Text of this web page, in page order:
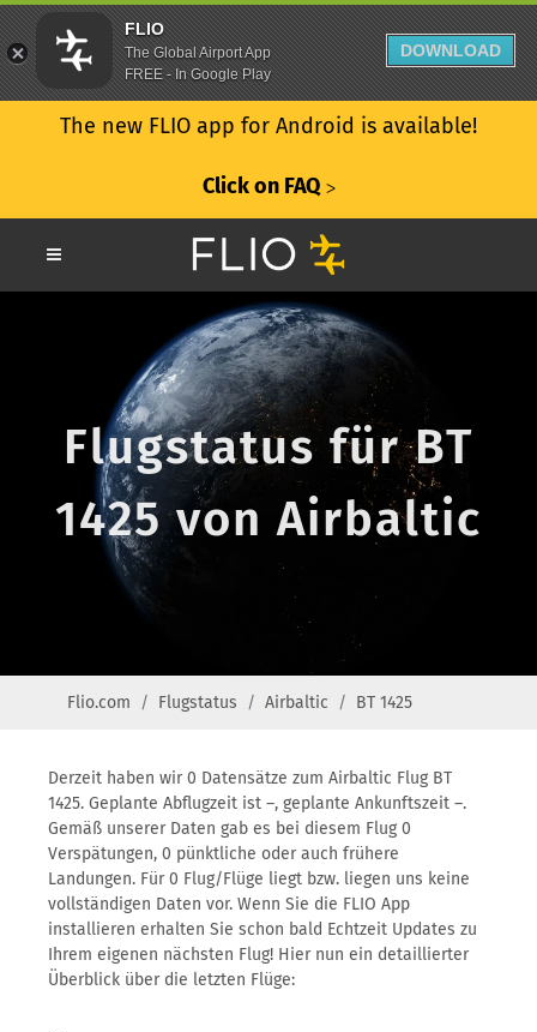
The new FLIO app for Android is available!
Click on FAQ ᐳ
Flugstatus für BT
1425 von Airbaltic
Flio.com Flugstatus Airbaltic BT 1425
Derzeit haben wir 0 Datensätze zum Airbaltic Flug BT
1425. Geplante Abflugzeit ist –, geplante Ankunftszeit –.
Gemäß unserer Daten gab es bei diesem Flug 0
Verspätungen, 0 pünktliche oder auch frühere
Landungen. Für 0 Flug/Flüge liegt bzw. liegen uns keine
vollständigen Daten vor. Wenn Sie die FLIO App
installieren erhalten Sie schon bald Echtzeit Updates zu
Ihrem eigenen nächsten Flug! Hier nun ein detaillierter
Überblick über die letzten Flüge:
FLIO
The Global Airport App
FREE - In Google Play
DOWNLOAD